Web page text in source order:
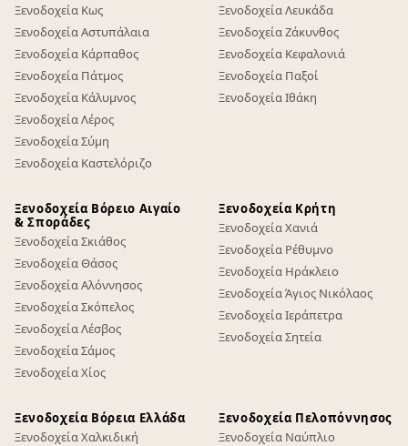
Ξενοδοχεία Κως
Ξενοδοχεία Αστυπάλαια
Ξενοδοχεία Κάρπαθος
Ξενοδοχεία Πάτμος
Ξενοδοχεία Κάλυμνος
Ξενοδοχεία Λέρος
Ξενοδοχεία Σύμη
Ξενοδοχεία Καστελόριζο
Ξενοδοχεία Λευκάδα
Ξενοδοχεία Ζάκυνθος
Ξενοδοχεία Κεφαλονιά
Ξενοδοχεία Παξοί
Ξενοδοχεία Ιθάκη
Ξενοδοχεία Βόρειο Αιγαίο
& Σποράδες
Ξενοδοχεία Σκιάθος
Ξενοδοχεία Θάσος
Ξενοδοχεία Αλόννησος
Ξενοδοχεία Σκόπελος
Ξενοδοχεία Λέσβος
Ξενοδοχεία Σάμος
Ξενοδοχεία Χίος
Ξενοδοχεία Κρήτη
Ξενοδοχεία Χανιά
Ξενοδοχεία Ρέθυμνο
Ξενοδοχεία Ηράκλειο
Ξενοδοχεία Άγιος Νικόλαος
Ξενοδοχεία Ιεράπετρα
Ξενοδοχεία Σητεία
Ξενοδοχεία Βόρεια Ελλάδα
Ξενοδοχεία Χαλκιδική
Ξενοδοχεία Πελοπόννησος
Ξενοδοχεία Ναύπλιο